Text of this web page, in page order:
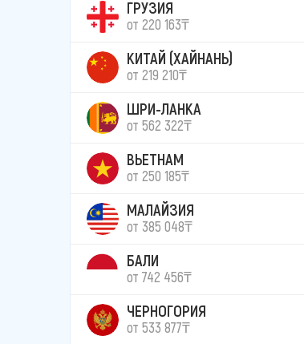
ГРУЗИЯ
от 220 163₸
КИТАЙ (ХАЙНАНЬ)
от 219 210₸
ШРИ-ЛАНКА
от 562 322₸
ВЬЕТНАМ
от 250 185₸
МАЛАЙЗИЯ
от 385 048₸
БАЛИ
от 742 456₸
ЧЕРНОГОРИЯ
от 533 877₸